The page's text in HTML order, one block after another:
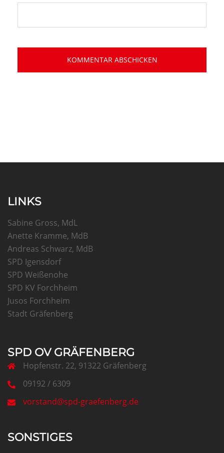
LINKS
Sabine Gross, MdL
Anette Kramme, MdB
Andreas Schwarz, MdB
SPD Igensdorf
SPD Weißenohe
SPD KV Forchheim
Jusos Forchheim
Stadt Gräfenberg
SPD OV GRÄFENBERG
Hopfenstr. 22, 91322 Gräfenberg
09192 / 6309
vorstand@spd-graefenberg.de
SONSTIGES